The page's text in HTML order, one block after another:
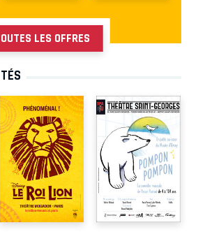
LES OFFRES